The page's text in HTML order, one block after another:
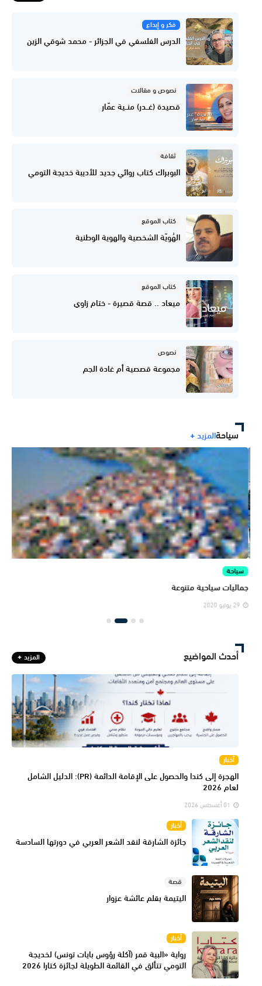
فكر و إبداع
الدرس الفلسفي في الجزائر - محمد شوقي الزين
نصوص و مقالات
قصيدة (غــدر) منــية عمّار
ثقافة
البوبراك كتاب روائي جديد للأديبة خديجة التومي
كتاب الموقع
الهُويّة الشخصية والهوية الوطنية
كتاب الموقع
ميعاد .. قصة قصيرة - ختام زاوي
نصوص
مجموعة قصصية أم غادة الجم
سياحة المزيد
سياحة
جماليات سياحية متنوعة
29 يوليو 2020
أحدث المواضيع المزيد
أخبار
الهجرة إلى كندا والحصول على الإقامة الدائمة (PR): الدليل الشامل
لعام 2026
01 أغسطس 2026
أخبار
جائزة الشارقة لنقد الشعر العربي في دورتها السادسة
قصة
اليتيمة بقلم عائشة عزوار
أخبار
رواية «البية قمر (آكلة رؤوس بايات تونس) لخديجة
التومي تتألق في القائمة الطويلة لجائزة كتارا 2026